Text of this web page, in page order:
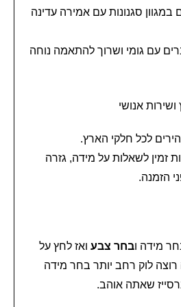
במגוון סגנונות עם אמירה עדינה
עם גומי ושרוך להתאמה נוחה
לכל חלקי הארץ.
זמין לשאלות על מידה, גזרה
הזמנה.
מידה ובחר צבעואז לחץ על
לוק רחב יותר בחר מידה
שאתה אוהב.